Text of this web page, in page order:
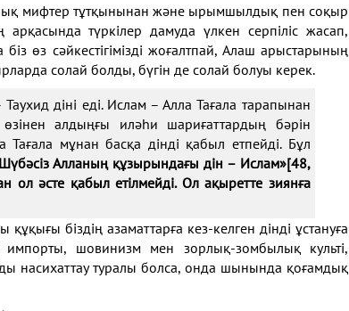
мифтер тұтқынынан және ырымшылдық пен соқыр
түркілер дамуда үлкен серпіліс жасап,
өз сәйкестігімізді жоғалтпай, Алаш арыстарының
солай болды, бүгін де солай болуы керек.
діні еді. Ислам – Алла Тағала тарапынан
алдыңғы иләһи шариғаттардың бәрін
мұнан басқа дінді қабыл етпейді. Бұл
Алланың құзырындағы дін – Ислам»[48,
ол әсте қабыл етілмейді. Ол ақыретте зиянға
біздің азаматтарға кез-келген дінді ұстануға
шовинизм мен зорлық-зомбылық культі,
насихаттау туралы болса, онда шынында қоғамдық